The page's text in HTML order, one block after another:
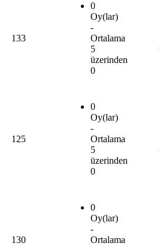
133
0
Oy(lar)
-
Ortalama
5
üzerinden
0
125
0
Oy(lar)
-
Ortalama
5
üzerinden
0
130
0
Oy(lar)
-
Ortalama